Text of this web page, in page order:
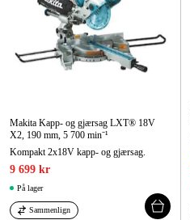
Makita Kapp- og gjærsag LXT® 18V
X2, 190 mm, 5 700 min⁻¹
Kompakt 2x18V kapp- og gjærsag.
9 699 kr
På lager
Sammenlign